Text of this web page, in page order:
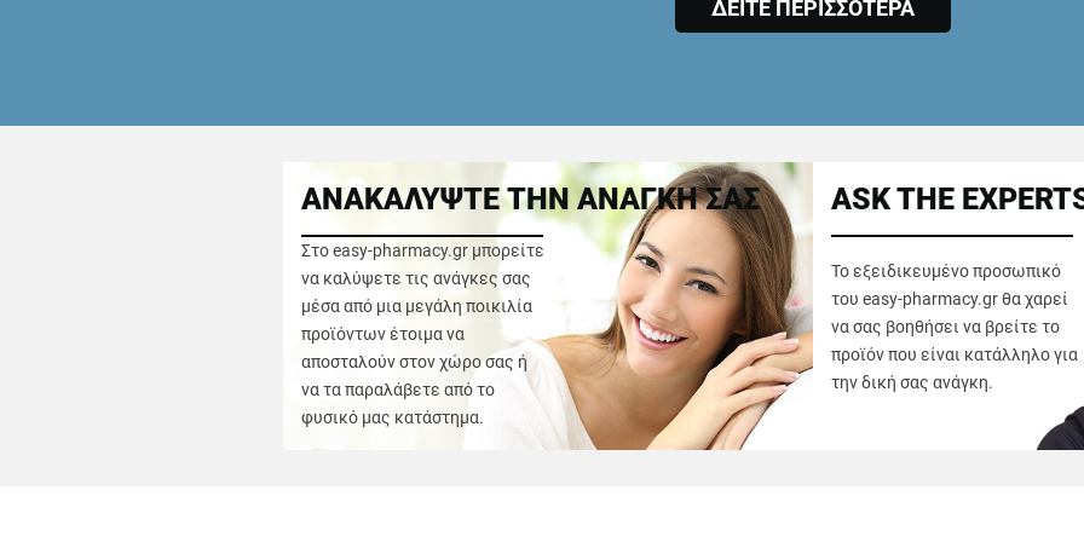
ΔΕΙΤΕ ΠΕΡΙΣΣΟΤΕΡΑ
ΑΝΑΚΑΛΥΨΤΕ ΤΗΝ ΑΝΑΓΚΗ ΣΑΣ
Στο easy-pharmacy.gr μπορείτε
να καλύψετε τις ανάγκες σας
μέσα από μια μεγάλη ποικιλία
προϊόντων έτοιμα να
αποσταλούν στον χώρο σας ή
να τα παραλάβετε από το
φυσικό μας κατάστημα.
ASK THE
Το εξειδικευμένο προσωπικό
του easy-pharmacy.gr θα χαρεί
να σας βοηθήσει να βρείτε το
προϊόν που είναι κατάλληλο για
την δική σας ανάγκη.